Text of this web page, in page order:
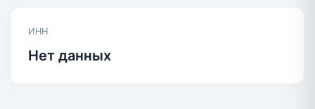
ИНН
Нет данных